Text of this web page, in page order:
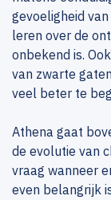
gevoeligheid
leren over de
onbekend is.
van zwarte
veel beter te
Athena gaat
de evolutie van
vraag wanneer
even belangrijk